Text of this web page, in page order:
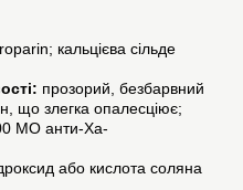
кальцієва сільде
прозорий, безбарвний
що злегка опалесціює;
МО анти-Ха-
або кислота соляна